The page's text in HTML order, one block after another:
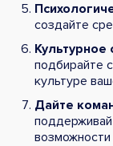
создайте
Культурное
подбирайте
культуре
Дайте